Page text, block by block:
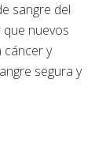
sangre del
nuevos
cáncer y
segura y